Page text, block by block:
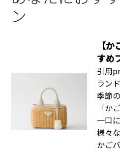
ン
【
すめ
引用
ラン
季節
「か
一口
様々
かご